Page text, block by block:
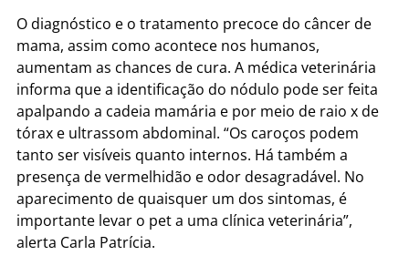
O diagnóstico e o tratamento precoce do câncer de
mama, assim como acontece nos humanos,
aumentam as chances de cura. A médica veterinária
informa que a identificação do nódulo pode ser feita
apalpando a cadeia mamária e por meio de raio x de
tórax e ultrassom abdominal. “Os caroços podem
tanto ser visíveis quanto internos. Há também a
presença de vermelhidão e odor desagradável. No
aparecimento de quaisquer um dos sintomas, é
importante levar o pet a uma clínica veterinária”,
alerta Carla Patrícia.